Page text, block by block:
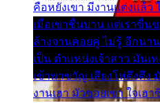
คือหยังเขา มีงานแต่งแล้ว
เมื่อเขาชื่นบาน แต่เราขื่น
ล้างจานคอยคู่ ไม่รู้ อีกนา
เป็น ตำแหน่งเจ้าสาว มัน
เข้าพาขวัญ เสียงโห่ตึงตึง
งานเฮา มัวซอยเขา ใจเ